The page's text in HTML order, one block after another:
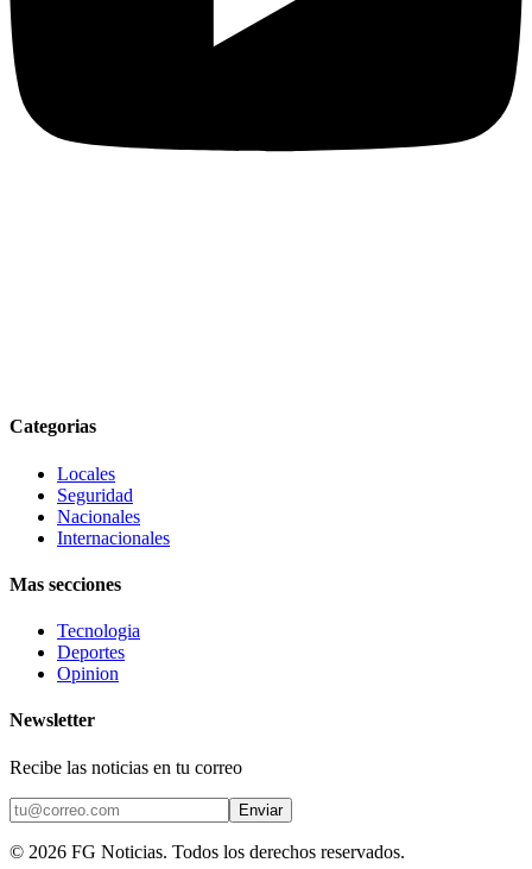
Categorias
Locales
Seguridad
Nacionales
Internacionales
Mas secciones
Tecnologia
Deportes
Opinion
Newsletter
Recibe las noticias en tu correo
Enviar
© 2026 FG Noticias. Todos los derechos reservados.